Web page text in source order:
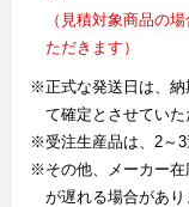
（見積対象商品の
ただきます）
※正式な発送日は、納
て確定とさせていた
※受注生産品は、2～3
※その他、メーカー在
が遅れる場合があり